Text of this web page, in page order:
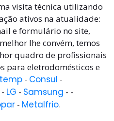
visita técnica utilizando
ativos na atualidade:
e formulário no site,
lhe convém, temos
quadro de profissionais
para eletrodomésticos e
- Consul -
- LG - Samsung - -
- Metalfrio.